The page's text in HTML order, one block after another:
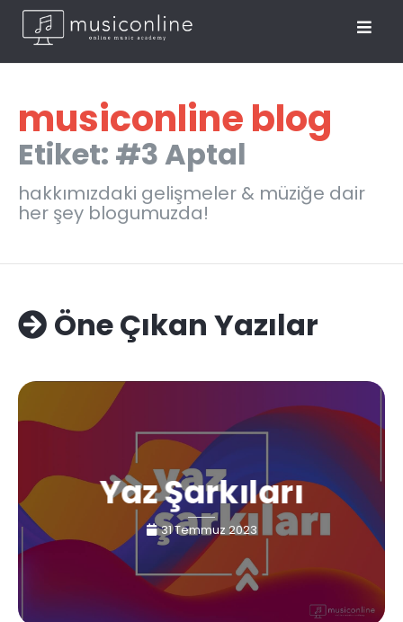
musiconline blog
Etiket: #3 Aptal
hakkımızdaki gelişmeler & müziğe dair
her şey blogumuzda!
Öne Çıkan Yazılar
Yaz Şarkıları
31 Temmuz 2023